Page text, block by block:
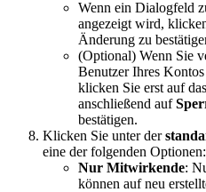
Wenn ein Dialogfeld
angezeigt wird,
Änderung zu
(Optional) Wenn Sie
Benutzer Ihres
klicken Sie erst auf
anschließend auf
bestätigen.
Klicken Sie unter der
eine der folgenden Optionen:
Nur Mitwirkende:
können auf neu